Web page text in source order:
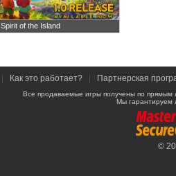
Spirit of the Island
Как это работает? Партнерская
Все продаваемые игры получены по
Мы гарантируем
©